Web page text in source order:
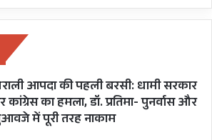
आपदा की पहली बरसी: धामी सरकार
कांग्रेस का हमला, डॉ. प्रतिमा- पुनर्वास और
में पूरी तरह नाकाम